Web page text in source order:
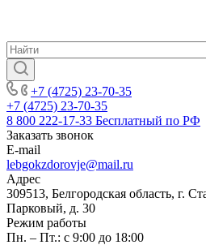
+7 (4725) 23-70-35
+7 (4725) 23-70-35
8 800 222-17-33 Бесплатный по РФ
Заказать звонок
E-mail
lebgokzdorovje@mail.ru
Адрес
309513, Белгородская область, г.
Парковый, д. 30
Режим работы
Пн. – Пт.: с 9:00 до 18:00